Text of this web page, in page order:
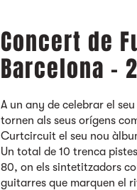
Concert de
Barcelona -
A un any de celebrar el
tornen als seus orígens
Curtcircuit el seu nou
Un total de 10 trenca
80, on els sintetitzadors
guitarres que marquen el